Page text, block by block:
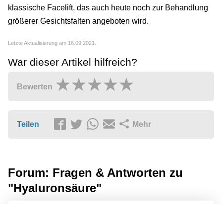
klassische Facelift, das auch heute noch zur Behandlung
größerer Gesichtsfalten angeboten wird.
Letzte Aktualisierung am 16.09.2021.
War dieser Artikel hilfreich?
Bewerten
Teilen Mehr
Forum: Fragen & Antworten zu
"Hyaluronsäure"